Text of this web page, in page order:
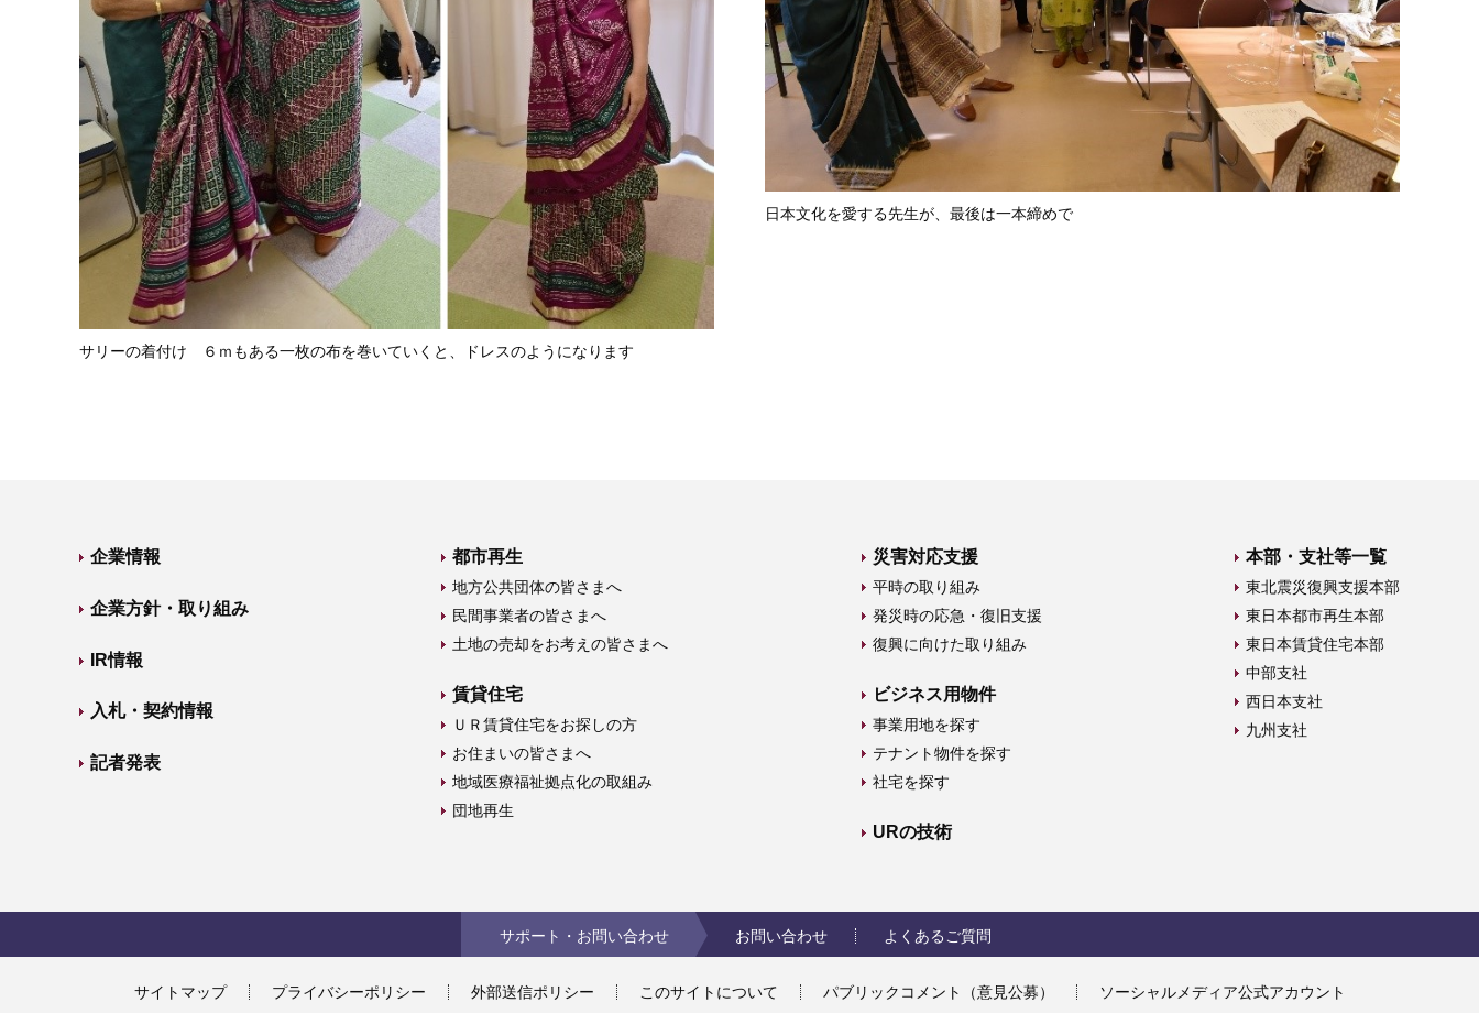
サリーの着付け ６ｍもある一枚の布を巻いていくと、ドレスのようになります
日本文化を愛する先生が、最後は一本締めで
企業情報
企業方針・取り組み
IR情報
入札・契約情報
記者発表
都市再生
地方公共団体の皆さまへ
民間事業者の皆さまへ
土地の売却をお考えの皆さまへ
賃貸住宅
ＵＲ賃貸住宅をお探しの方
お住まいの皆さまへ
地域医療福祉拠点化の取組み
団地再生
災害対応支援
平時の取り組み
発災時の応急・復旧支援
復興に向けた取り組み
ビジネス用物件
事業用地を探す
テナント物件を探す
社宅を探す
URの技術
本部・支社等一覧
東北震災復興支援本部
東日本都市再生本部
東日本賃貸住宅本部
中部支社
西日本支社
九州支社
サポート・お問い合わせ お問い合わせ よくあるご質問
サイトマップ プライバシーポリシー 外部送信ポリシー このサイトについて パブリックコメント（意見公募） ソーシャルメディア公式アカウント